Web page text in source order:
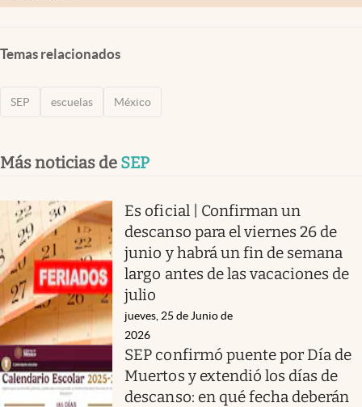
Temas relacionados
SEP escuelas México
Más noticias de SEP
Es oficial | Confirman un
descanso para el viernes 26 de
junio y habrá un fin de semana
largo antes de las vacaciones de
julio
jueves, 25 de Junio de
2026
SEP confirmó puente por Día de
Muertos y extendió los días de
descanso: en qué fecha deberán